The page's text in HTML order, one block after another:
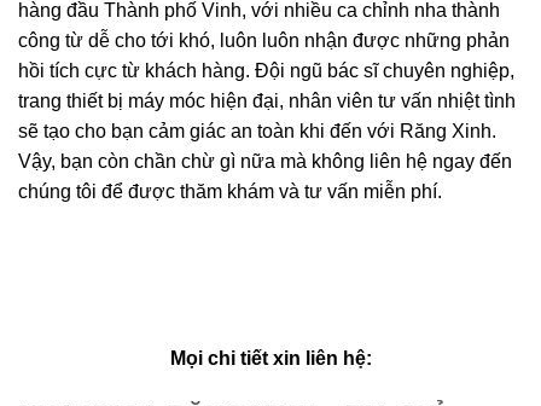
được giải đáp cụ thể hơn. Nha khoa Răng Xinhlà một
nha khoa hàng đầu Thành phố Vinh, với nhiều ca chỉnh
nha thành công từ dễ cho tới khó, luôn luôn nhận được
những phản hồi tích cực từ khách hàng. Đội ngũ bác sĩ
chuyên nghiệp, trang thiết bị máy móc hiện đại, nhân
viên tư vấn nhiệt tình sẽ tạo cho bạn cảm giác an toàn
khi đến với Răng Xinh. Vậy, bạn còn chần chừ gì nữa